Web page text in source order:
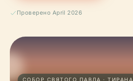
Проверено April 2026